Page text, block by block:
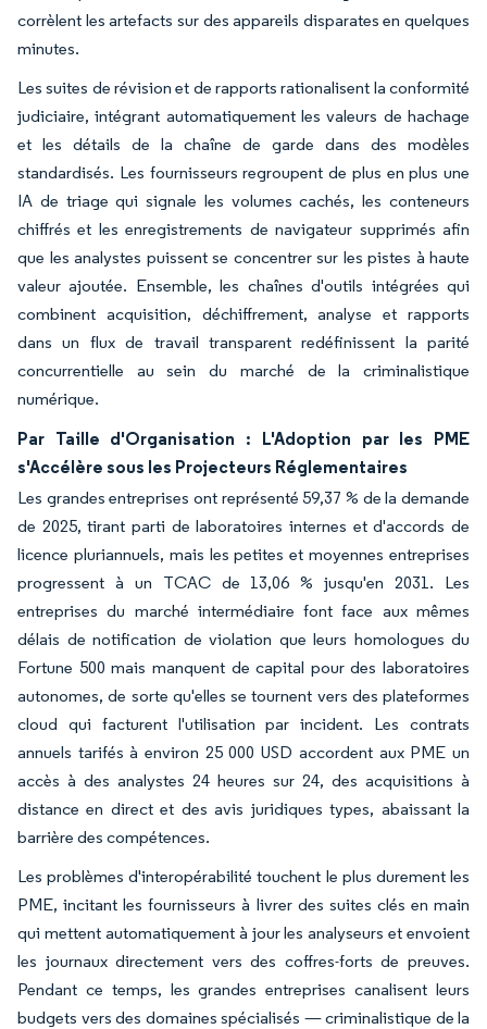
corrèlent les artefacts sur des appareils disparates en quelques
minutes.
Les suites de révision et de rapports rationalisent la conformité
judiciaire, intégrant automatiquement les valeurs de hachage
et les détails de la chaîne de garde dans des modèles
standardisés. Les fournisseurs regroupent de plus en plus une
IA de triage qui signale les volumes cachés, les conteneurs
chiffrés et les enregistrements de navigateur supprimés afin
que les analystes puissent se concentrer sur les pistes à haute
valeur ajoutée. Ensemble, les chaînes d'outils intégrées qui
combinent acquisition, déchiffrement, analyse et rapports
dans un flux de travail transparent redéfinissent la parité
concurrentielle au sein du marché de la criminalistique
numérique.
Par Taille d'Organisation : L'Adoption par les PME
s'Accélère sous les Projecteurs Réglementaires
Les grandes entreprises ont représenté 59,37 % de la demande
de 2025, tirant parti de laboratoires internes et d'accords de
licence pluriannuels, mais les petites et moyennes entreprises
progressent à un TCAC de 13,06 % jusqu'en 2031. Les
entreprises du marché intermédiaire font face aux mêmes
délais de notification de violation que leurs homologues du
Fortune 500 mais manquent de capital pour des laboratoires
autonomes, de sorte qu'elles se tournent vers des plateformes
cloud qui facturent l'utilisation par incident. Les contrats
annuels tarifés à environ 25 000 USD accordent aux PME un
accès à des analystes 24 heures sur 24, des acquisitions à
distance en direct et des avis juridiques types, abaissant la
barrière des compétences.
Les problèmes d'interopérabilité touchent le plus durement les
PME, incitant les fournisseurs à livrer des suites clés en main
qui mettent automatiquement à jour les analyseurs et envoient
les journaux directement vers des coffres-forts de preuves.
Pendant ce temps, les grandes entreprises canalisent leurs
budgets vers des domaines spécialisés — criminalistique de la